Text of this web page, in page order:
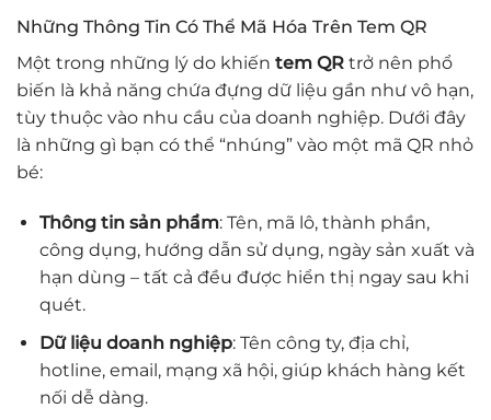
Những Thông Tin Có Thể Mã Hóa Trên Tem QR
Một trong những lý do khiến tem QR trở nên phổ
biến là khả năng chứa đựng dữ liệu gần như vô hạn,
tùy thuộc vào nhu cầu của doanh nghiệp. Dưới đây
là những gì bạn có thể “nhúng” vào một mã QR nhỏ
bé:
Thông tin sản phẩm: Tên, mã lô, thành phần,
công dụng, hướng dẫn sử dụng, ngày sản xuất và
hạn dùng – tất cả đều được hiển thị ngay sau khi
quét.
Dữ liệu doanh nghiệp: Tên công ty, địa chỉ,
hotline, email, mạng xã hội, giúp khách hàng kết
nối dễ dàng.